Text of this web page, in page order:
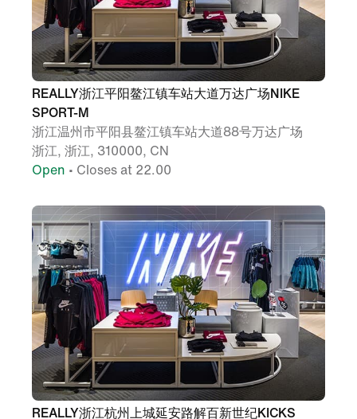
REALLY浙江平阳鳌江镇车站大道万达广场NIKE
SPORT-M
浙江温州市平阳县鳌江镇车站大道88号万达广场
浙江, 浙江, 310000, CN
Open • Closes at 22.00
REALLY浙江杭州上城延安路解百新世纪KICKS